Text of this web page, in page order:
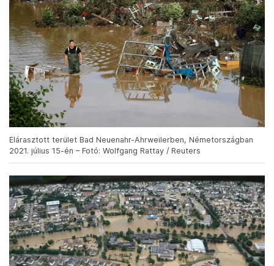
Elárasztott terület Bad Neuenahr-Ahrweilerben, Németországban
2021. július 15-én – Fotó: Wolfgang Rattay / Reuters